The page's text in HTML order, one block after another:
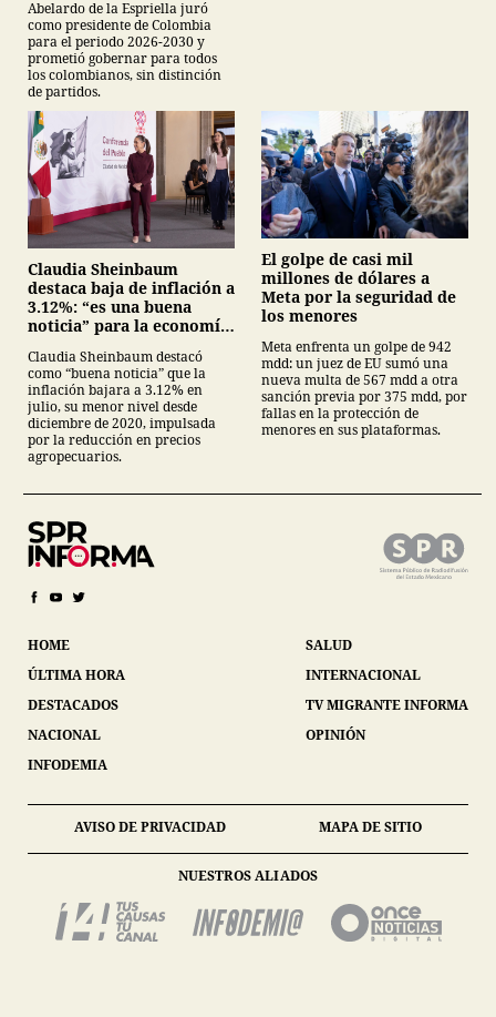
Abelardo de la Espriella juró
como presidente de Colombia
para el periodo 2026-2030 y
prometió gobernar para todos
los colombianos, sin distinción
de partidos.
Claudia Sheinbaum
destaca baja de inflación a
3.12%: “es una buena
noticia” para la economía
Claudia Sheinbaum destacó
como “buena noticia” que la
inflación bajara a 3.12% en
julio, su menor nivel desde
diciembre de 2020, impulsada
por la reducción en precios
agropecuarios.
El golpe de casi mil
millones de dólares a
Meta por la seguridad de
los menores
Meta enfrenta un golpe de 942
mdd: un juez de EU sumó una
nueva multa de 567 mdd a otra
sanción previa por 375 mdd, por
fallas en la protección de
menores en sus plataformas.
HOME
ÚLTIMA HORA
DESTACADOS
NACIONAL
INFODEMIA
SALUD
INTERNACIONAL
TV MIGRANTE INFORMA
OPINIÓN
AVISO DE PRIVACIDAD MAPA DE SITIO
NUESTROS ALIADOS